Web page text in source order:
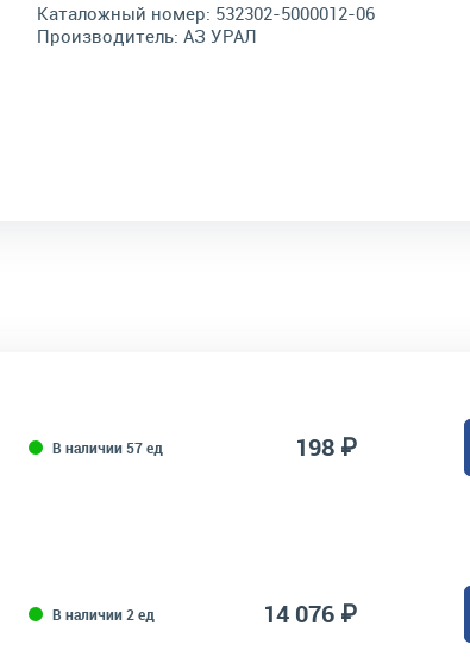
Каталожный номер: 532302-5000012-06
Производитель: АЗ УРАЛ
В наличии 57 ед 198 ₽
В наличии 2 ед 14 076 ₽